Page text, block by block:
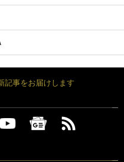
記事をお届けします